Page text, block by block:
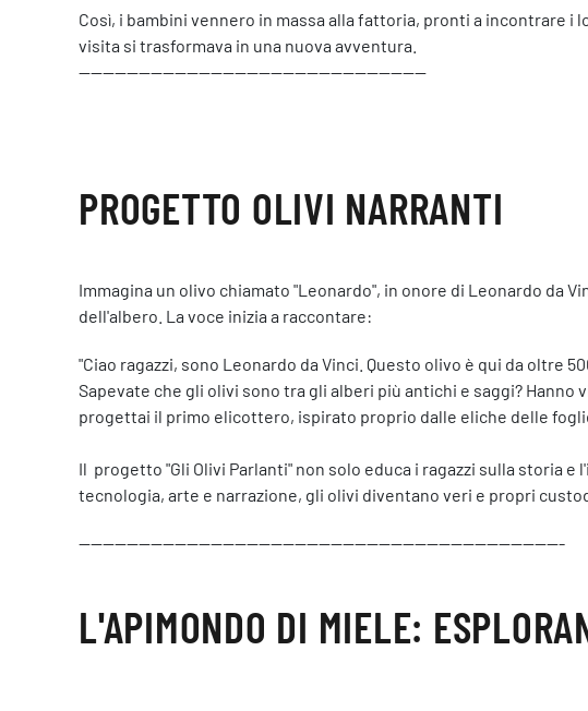
Così, i bambini vennero in massa alla fattoria, pronti a incontrare
visita si trasformava in una nuova avventura.
----------------------------------------------------------
PROGETTO OLIVI NARRANTI
Immagina un olivo chiamato "Leonardo", in onore di Leonardo da
dell'albero. La voce inizia a raccontare:
"Ciao ragazzi, sono Leonardo da Vinci. Questo olivo è qui da oltre
Sapevate che gli olivi sono tra gli alberi più antichi e saggi?
progettai il primo elicottero, ispirato proprio dalle eliche delle
Il progetto "Gli Olivi Parlanti" non solo educa i ragazzi sulla storia
tecnologia, arte e narrazione, gli olivi diventano veri e propri
---------------------------------------------------------------------------------
L'APIMONDO DI MIELE: